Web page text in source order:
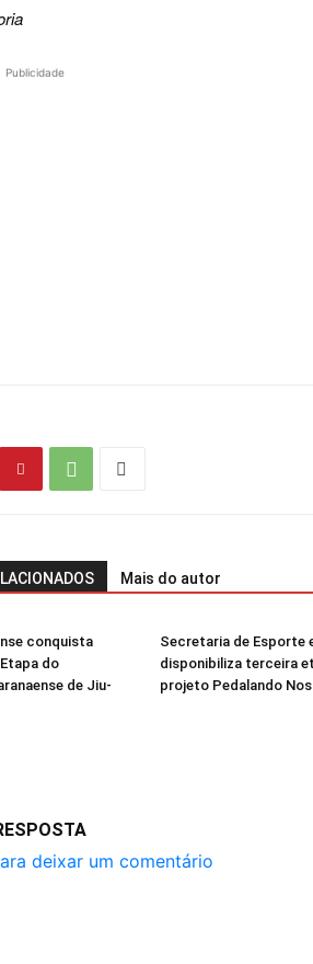
Publicidade
Mais do autor
conquista
do
de Jiu-
Secretaria de Esporte
disponibiliza terceira
projeto Pedalando
deixar um comentário